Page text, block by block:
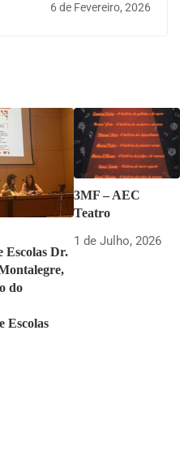
6 de Fevereiro, 2026
Escolas Dr.
do
Escolas
3MF – AEC
Teatro
1 de Julho, 2026